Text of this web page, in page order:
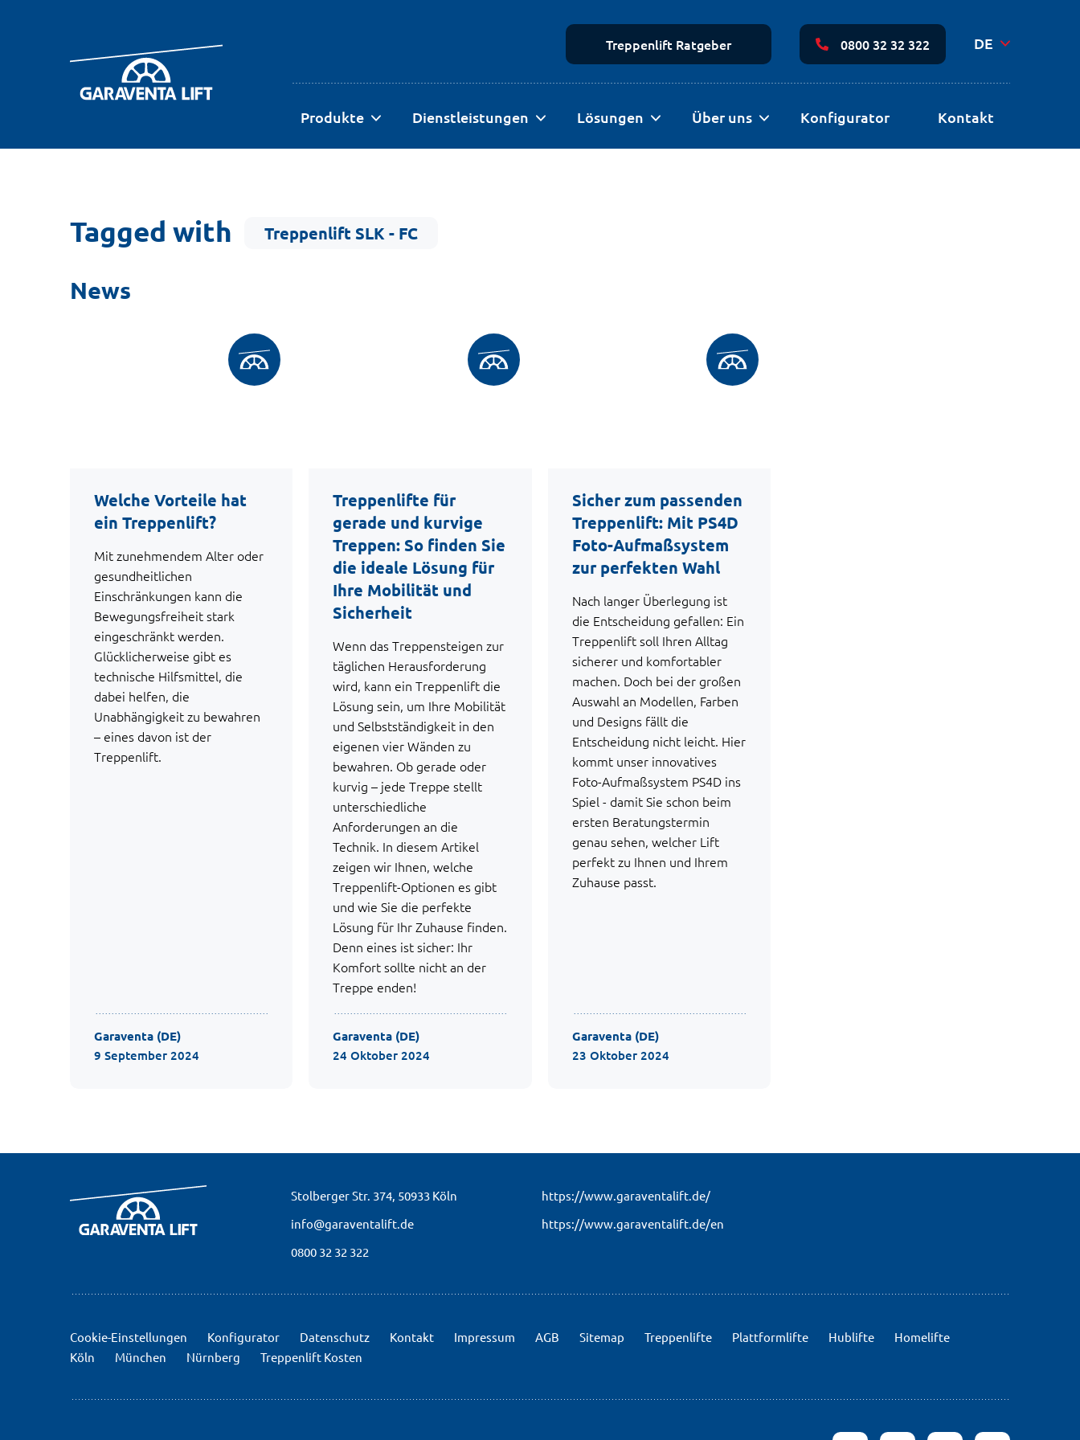
Treppenlift Ratgeber
0800 32 32 322
Produkte Dienstleistungen Lösungen Über uns Konfigurator Kontakt
DE
Tagged with Treppenlift SLK - FC
News
Welche Vorteile hat
ein Treppenlift?
Mit zunehmendem Alter oder
gesundheitlichen
Einschränkungen kann die
Bewegungsfreiheit stark
eingeschränkt werden.
Glücklicherweise gibt es
technische Hilfsmittel, die
dabei helfen, die
Unabhängigkeit zu bewahren
– eines davon ist der
Treppenlift.
Garaventa (DE)
9 September 2024
Treppenlifte für
gerade und kurvige
Treppen: So finden Sie
die ideale Lösung für
Ihre Mobilität und
Sicherheit
Wenn das Treppensteigen zur
täglichen Herausforderung
wird, kann ein Treppenlift die
Lösung sein, um Ihre Mobilität
und Selbstständigkeit in den
eigenen vier Wänden zu
bewahren. Ob gerade oder
kurvig – jede Treppe stellt
unterschiedliche
Anforderungen an die
Technik. In diesem Artikel
zeigen wir Ihnen, welche
Treppenlift-Optionen es gibt
und wie Sie die perfekte
Lösung für Ihr Zuhause finden.
Denn eines ist sicher: Ihr
Komfort sollte nicht an der
Treppe enden!
Garaventa (DE)
24 Oktober 2024
Sicher zum passenden
Treppenlift: Mit PS4D
Foto-Aufmaßsystem
zur perfekten Wahl
Nach langer Überlegung ist
die Entscheidung gefallen: Ein
Treppenlift soll Ihren Alltag
sicherer und komfortabler
machen. Doch bei der großen
Auswahl an Modellen, Farben
und Designs fällt die
Entscheidung nicht leicht. Hier
kommt unser innovatives
Foto-Aufmaßsystem PS4D ins
Spiel - damit Sie schon beim
ersten Beratungstermin
genau sehen, welcher Lift
perfekt zu Ihnen und Ihrem
Zuhause passt.
Garaventa (DE)
23 Oktober 2024
Stolberger Str. 374, 50933 Köln
info@garaventalift.de
0800 32 32 322
https://www.garaventalift.de/
https://www.garaventalift.de/en
Cookie-Einstellungen Konfigurator Datenschutz Kontakt Impressum AGB Sitemap Treppenlifte Plattformlifte Hublifte
Homelifte
Köln
München Nürnberg Treppenlift Kosten